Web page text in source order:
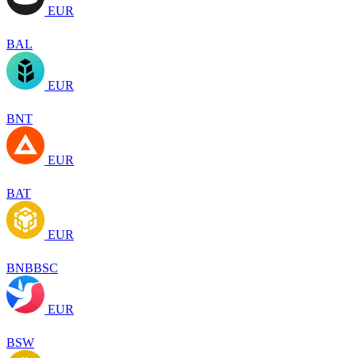
EUR
BAL
EUR
BNT
EUR
BAT
EUR
BNBBSC
EUR
BSW